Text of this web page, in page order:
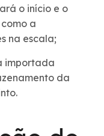
o início e o
a
na escala;
importada
da